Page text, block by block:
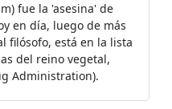
fue la 'asesina' de
en día, luego de más
filósofo, está en la lista
del reino vegetal,
Administration).